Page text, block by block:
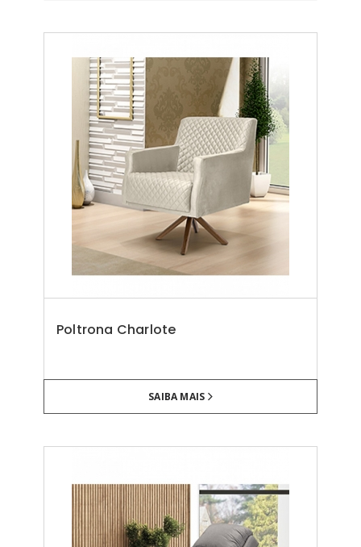
Poltrona Charlote
SAIBA MAIS